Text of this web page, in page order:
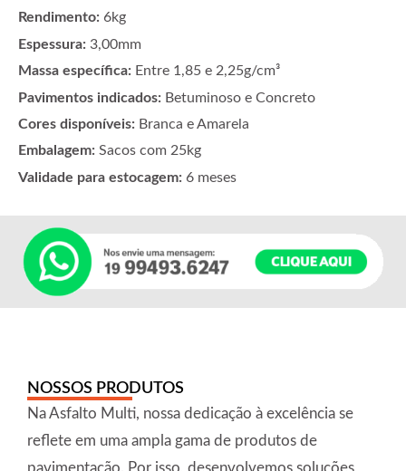
Rendimento: 6kg
Espessura: 3,00mm
Massa específica: Entre 1,85 e 2,25g/cm³
Pavimentos indicados: Betuminoso e Concreto
Cores disponíveis: Branca e Amarela
Embalagem: Sacos com 25kg
Validade para estocagem: 6 meses
NOSSOS PRODUTOS
Na Asfalto Multi, nossa dedicação à excelência se
reflete em uma ampla gama de produtos de
pavimentação. Por isso, desenvolvemos soluções